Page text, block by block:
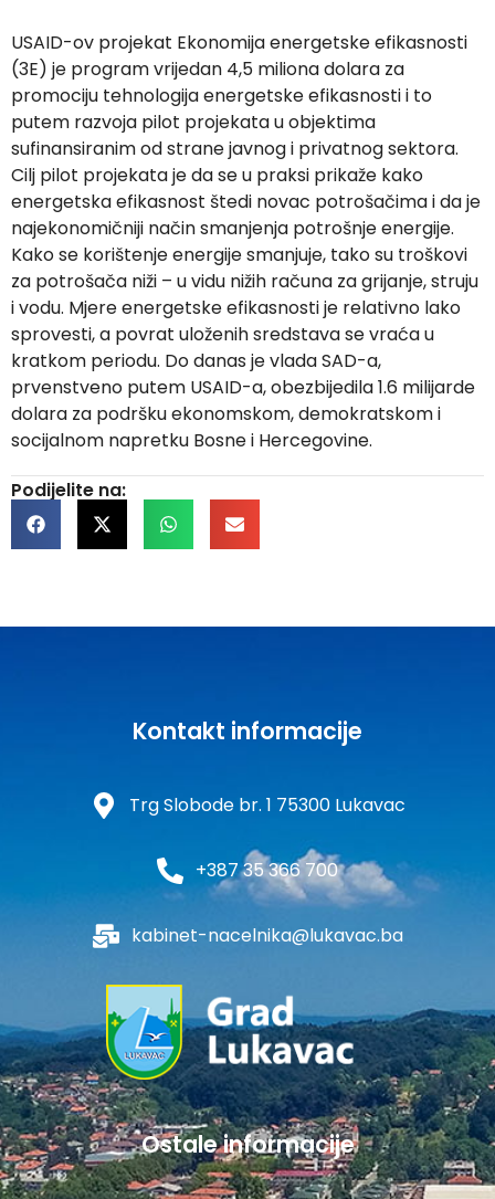
USAID-ov projekat Ekonomija energetske efikasnosti
(3E) je program vrijedan 4,5 miliona dolara za
promociju tehnologija energetske efikasnosti i to
putem razvoja pilot projekata u objektima
sufinansiranim od strane javnog i privatnog sektora.
Cilj pilot projekata je da se u praksi prikaže kako
energetska efikasnost štedi novac potrošačima i da je
najekonomičniji način smanjenja potrošnje energije.
Kako se korištenje energije smanjuje, tako su troškovi
za potrošača niži – u vidu nižih računa za grijanje, struju
i vodu. Mjere energetske efikasnosti je relativno lako
sprovesti, a povrat uloženih sredstava se vraća u
kratkom periodu. Do danas je vlada SAD-a,
prvenstveno putem USAID-a, obezbijedila 1.6 milijarde
dolara za podršku ekonomskom, demokratskom i
socijalnom napretku Bosne i Hercegovine.
Podijelite na:
Kontakt informacije
Trg Slobode br. 1 75300 Lukavac
+387 35 366 700
kabinet-nacelnika@lukavac.ba
Ostale informacije